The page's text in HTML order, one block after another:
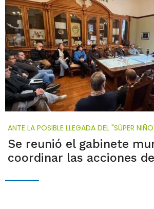
ANTE LA POSIBLE LLEGADA DEL "SÚPER
Se reunió el gabinete
coordinar las acciones